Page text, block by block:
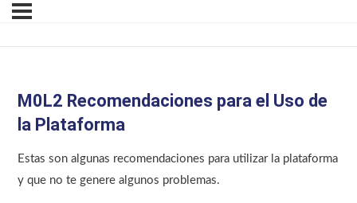
M0L2 Recomendaciones para el Uso de
la Plataforma
Estas son algunas recomendaciones para utilizar la plataforma
y que no te genere algunos problemas.